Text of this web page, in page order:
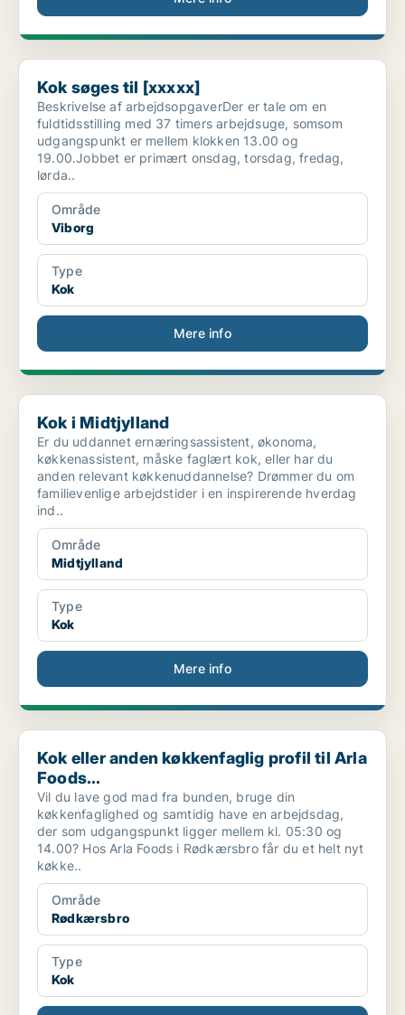
Kok søges til [xxxxx]
Kok søges til [xxxxx]
Beskrivelse af arbejdsopgaverDer er tale om en
fuldtidsstilling med 37 timers arbejdsuge, somsom
udgangspunkt er mellem klokken 13.00 og
19.00.Jobbet er primært onsdag, torsdag, fredag,
lørda..
Område
Viborg
Type
Kok
Mere info
Kok i Midtjylland
Kok i Midtjylland
Er du uddannet ernæringsassistent, økonoma,
køkkenassistent, måske faglært kok, eller har du
anden relevant køkkenuddannelse? Drømmer du om
familievenlige arbejdstider i en inspirerende hverdag
ind..
Område
Midtjylland
Type
Kok
Mere info
Kok eller anden køkkenfaglig profil til Arla Foods...
Kok eller anden køkkenfaglig profil til Arla
Foods...
Vil du lave god mad fra bunden, bruge din
køkkenfaglighed og samtidig have en arbejdsdag,
der som udgangspunkt ligger mellem kl. 05:30 og
14.00? Hos Arla Foods i Rødkærsbro får du et helt nyt
køkke..
Område
Rødkærsbro
Type
Kok